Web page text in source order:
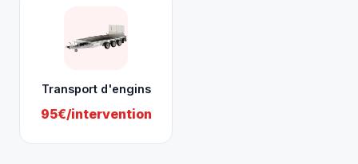
Transport d'engins
95€/intervention